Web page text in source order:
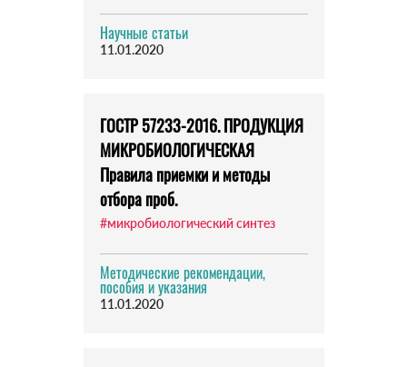
Научные статьи
11.01.2020
ГОСТР 57233-2016. ПРОДУКЦИЯ
МИКРОБИОЛОГИЧЕСКАЯ
Правила приемки и методы
отбора проб.
#микробиологический синтез
Методические рекомендации,
пособия и указания
11.01.2020